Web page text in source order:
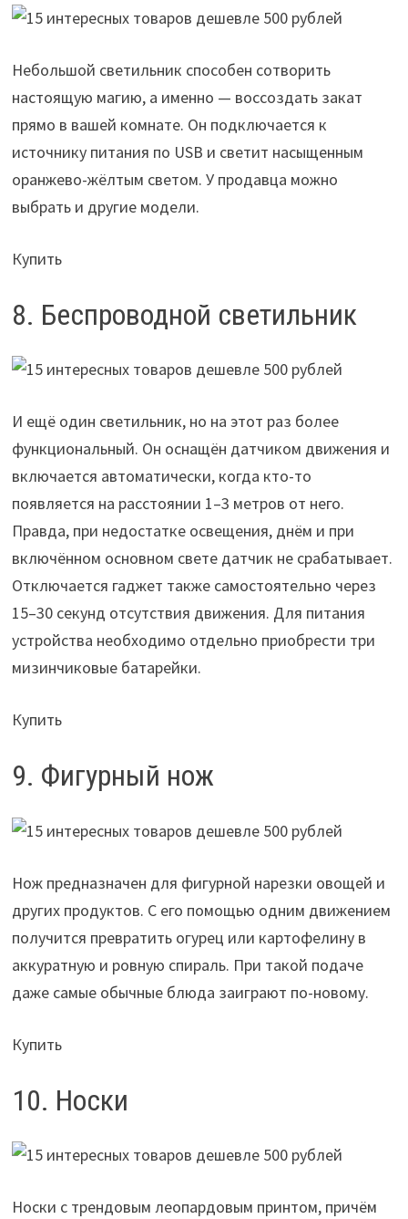
Небольшой светильник способен сотворить
настоящую магию, а именно — воссоздать закат
прямо в вашей комнате. Он подключается к
источнику питания по USB и светит насыщенным
оранжево-жёлтым светом. У продавца можно
выбрать и другие модели.
Купить
8. Беспроводной светильник
И ещё один светильник, но на этот раз более
функциональный. Он оснащён датчиком движения и
включается автоматически, когда кто-то
появляется на расстоянии 1–3 метров от него.
Правда, при недостатке освещения, днём и при
включённом основном свете датчик не срабатывает.
Отключается гаджет также самостоятельно через
15–30 секунд отсутствия движения. Для питания
устройства необходимо отдельно приобрести три
мизинчиковые батарейки.
Купить
9. Фигурный нож
Нож предназначен для фигурной нарезки овощей и
других продуктов. С его помощью одним движением
получится превратить огурец или картофелину в
аккуратную и ровную спираль. При такой подаче
даже самые обычные блюда заиграют по-новому.
Купить
10. Носки
Носки с трендовым леопардовым принтом, причём